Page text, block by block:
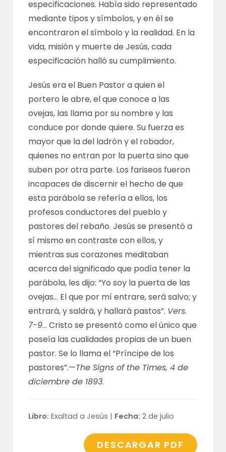
especificaciones. Había sido representado
mediante tipos y símbolos, y en él se
encontraron el símbolo y la realidad. En la
vida, misión y muerte de Jesús, cada
especificación halló su cumplimiento.
Jesús era el Buen Pastor a quien el
portero le abre, el que conoce a las
ovejas, las llama por su nombre y las
conduce por donde quiere. Su fuerza es
mayor que la del ladrón y el robador,
quienes no entran por la puerta sino que
suben por otra parte. Los fariseos fueron
incapaces de discernir el hecho de que
esta parábola se refería a ellos, los
profesos conductores del pueblo y
pastores del rebaño. Jesús se presentó a
sí mismo en contraste con ellos, y
mientras sus corazones meditaban
acerca del significado que podía tener la
parábola, les dijo: “Yo soy la puerta de las
ovejas… El que por mí entrare, será salvo; y
entrará, y saldrá, y hallará pastos”. Vers.
7-9… Cristo se presentó como el único que
poseía las cualidades propias de un buen
pastor. Se lo llama el “Príncipe de los
pastores”.—The Signs of the Times, 4 de
diciembre de 1893.
Libro: Exaltad a Jesús | Fecha: 2 de julio
DESCARGAR PDF